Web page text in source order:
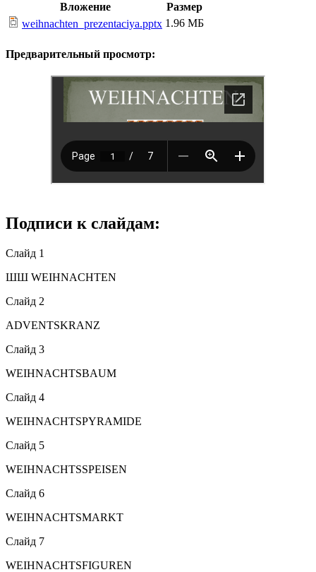
Вложение
Размер
weihnachten_prezentaciya.pptx 1.96 МБ
Предварительный просмотр:
Подписи к слайдам:
Слайд 1
ШШ WEIHNACHTEN
Слайд 2
ADVENTSKRANZ
Слайд 3
WEIHNACHTSBAUM
Слайд 4
WEIHNACHTSPYRAMIDE
Слайд 5
WEIHNACHTSSPEISEN
Слайд 6
WEIHNACHTSMARKT
Слайд 7
WEIHNACHTSFIGUREN